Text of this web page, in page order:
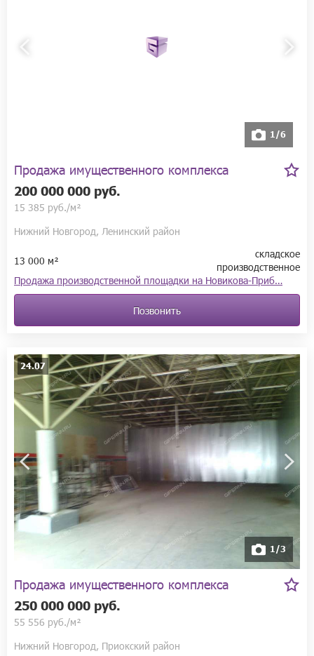
1/6
Продажа имущественного комплекса
200 000 000 руб.
15 385 руб./м²
Нижний Новгород, Ленинский район
13 000 м²
складское
производственное
Продажа производственной площадки на Новикова-Приб…
Позвонить
24.07
1/3
Продажа имущественного комплекса
250 000 000 руб.
55 556 руб./м²
Нижний Новгород, Приокский район